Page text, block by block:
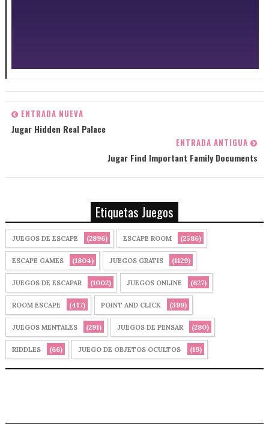
ENTRADA NUEVA
Jugar Hidden Real Palace
ENTRADA ANTIGUA
Jugar Find Important Family Documents
Etiquetas Juegos
JUEGOS DE ESCAPE (2896) ESCAPE ROOM (2586)
ESCAPE GAMES (1804) JUEGOS GRATIS (1129)
JUEGOS DE ESCAPAR (1002) JUEGOS ONLINE (627)
ROOM ESCAPE (417) POINT AND CLICK (399)
JUEGOS MENTALES (291) JUEGOS DE PENSAR (280)
RIDDLES (66) JUEGO DE OBJETOS OCULTOS (19)